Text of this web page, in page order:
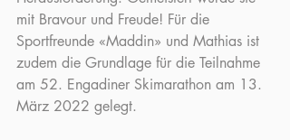
mit Bravour und Freude! Für die
Sportfreunde «Maddin» und Mathias ist
zudem die Grundlage für die Teilnahme
am 52. Engadiner Skimarathon am 13.
März 2022 gelegt.